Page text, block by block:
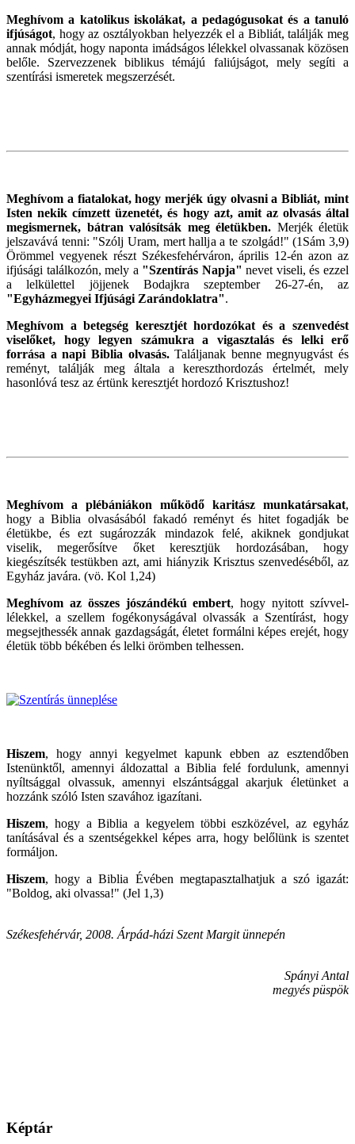
Meghívom a katolikus iskolákat, a pedagógusokat és a tanuló
ifjúságot, hogy az osztályokban helyezzék el a Bibliát, találják meg
annak módját, hogy naponta imádságos lélekkel olvassanak közösen
belőle. Szervezzenek biblikus témájú faliújságot, mely segíti a
szentírási ismeretek megszerzését.
Meghívom a fiatalokat, hogy merjék úgy olvasni a Bibliát, mint
Isten nekik címzett üzenetét, és hogy azt, amit az olvasás által
megismernek, bátran valósítsák meg életükben. Merjék életük
jelszavává tenni: "Szólj Uram, mert hallja a te szolgád!" (1Sám 3,9)
Örömmel vegyenek részt Székesfehérváron, április 12-én azon az
ifjúsági találkozón, mely a "Szentírás Napja" nevet viseli, és ezzel
a lelkülettel jöjjenek Bodajkra szeptember 26-27-én, az
"Egyházmegyei Ifjúsági Zarándoklatra".
Meghívom a betegség keresztjét hordozókat és a szenvedést
viselőket, hogy legyen számukra a vigasztalás és lelki erő
forrása a napi Biblia olvasás.Találjanak benne megnyugvást és
reményt, találják meg általa a kereszthordozás értelmét, mely
hasonlóvá tesz az értünk keresztjét hordozó Krisztushoz!
Meghívom a plébániákon működő karitász munkatársakat,
hogy a Biblia olvasásából fakadó reményt és hitet fogadják be
életükbe, és ezt sugározzák mindazok felé, akiknek gondjukat
viselik, megerősítve őket keresztjük hordozásában, hogy
kiegészítsék testükben azt, ami hiányzik Krisztus szenvedéséből, az
Egyház javára. (vö. Kol 1,24)
Meghívom az összes jószándékú embert, hogy nyitott szívvel-
lélekkel, a szellem fogékonyságával olvassák a Szentírást, hogy
megsejthessék annak gazdagságát, életet formálni képes erejét, hogy
életük több békében és lelki örömben telhessen.
Hiszem, hogy annyi kegyelmet kapunk ebben az esztendőben
Istenünktől, amennyi áldozattal a Biblia felé fordulunk, amennyi
nyíltsággal olvassuk, amennyi elszántsággal akarjuk életünket a
hozzánk szóló Isten szavához igazítani.
Hiszem, hogy a Biblia a kegyelem többi eszközével, az egyház
tanításával és a szentségekkel képes arra, hogy belőlünk is szentet
formáljon.
Hiszem, hogy a Biblia Évében megtapasztalhatjuk a szó igazát:
"Boldog, aki olvassa!" (Jel 1,3)
Székesfehérvár, 2008. Árpád-házi Szent Margit ünnepén
Spányi Antal
megyés püspök
Képtár